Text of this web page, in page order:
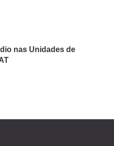
nas Unidades de